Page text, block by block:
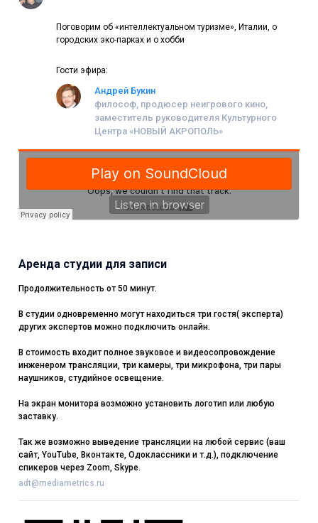
Поговорим об «интеллектуальном туризме», Италии, о
городских эко-парках и о хобби
Гости эфира:
Андрей Букин
философ, продюсер неигрового кино,
заместитель руководителя Культурного
Центра «НОВЫЙ АКРОПОЛЬ»
Аренда студии для записи
Продолжительность от 50 минут.
В студии одновременно могут находиться три гостя( эксперта)
других экспертов можно подключить онлайн.
В стоимость входит полное звуковое и видеосопровождение
инженером трансляции, три камеры, три микрофона, три пары
наушников, студийное освещение.
На экран монитора возможно установить логотип или любую
заставку.
Так же возможно выведение трансляции на любой сервис (ваш
сайт, YouTube, Вконтакте, Одоклассники и т.д.), подключение
спикеров через Zoom, Skype.
adt@mediametrics.ru